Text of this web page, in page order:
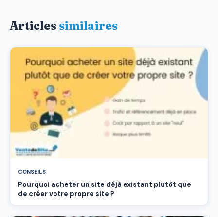
Articles similaires
CONSEILS
Pourquoi acheter un site déjà existant plutôt que
de créer votre propre site ?